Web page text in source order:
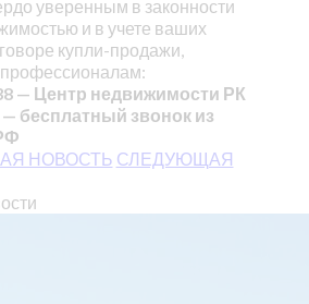
уверенным в законности
и в учете ваших
купли-продажи,
— Центр недвижимости РК
— бесплатный звонок из
НОВОСТЬ СЛЕДУЮЩАЯ